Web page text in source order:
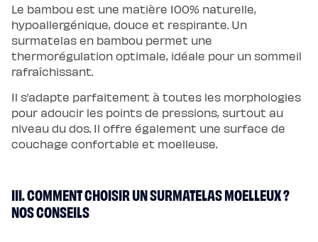
Le bambou est une matière 100% naturelle,
hypoallergénique, douce et respirante. Un
surmatelas en bambou permet une
thermorégulation optimale, idéale pour un sommeil
rafraîchissant.
Il s’adapte parfaitement à toutes les morphologies
pour adoucir les points de pressions, surtout au
niveau du dos. Il offre également une surface de
couchage confortable et moelleuse.
III. COMMENT CHOISIR UN SURMATELAS MOELLEUX ?
NOS CONSEILS